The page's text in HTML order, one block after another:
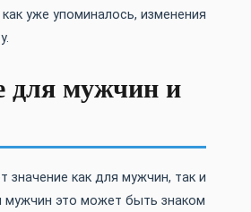
уже упоминалось, изменения
для мужчин и
значение как для мужчин, так и
это может быть знаком